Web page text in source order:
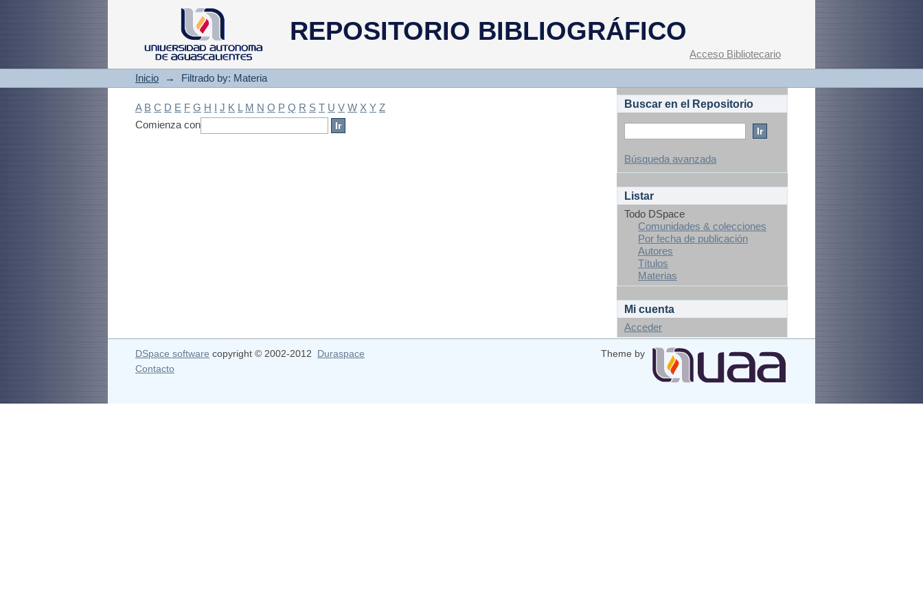
REPOSITORIO BIBLIOGRÁFICO
Filtrado by: Materia
Acceso Bibliotecario
Inicio → Filtrado by: Materia
A B C D E F G H I J K L M N O P Q R S T U V W X Y Z
Comienza con
Buscar en el Repositorio
Búsqueda avanzada
Listar
Todo DSpace
Comunidades & colecciones
Por fecha de publicación
Autores
Títulos
Materias
Mi cuenta
Acceder
DSpace software copyright © 2002-2012 Duraspace
Theme by
Contacto